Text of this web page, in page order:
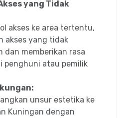
yang Tidak
akses ke area tertentu,
akses yang tidak
dan memberikan rasa
penghuni atau pemilik
unsur estetika ke
Kuningan dengan